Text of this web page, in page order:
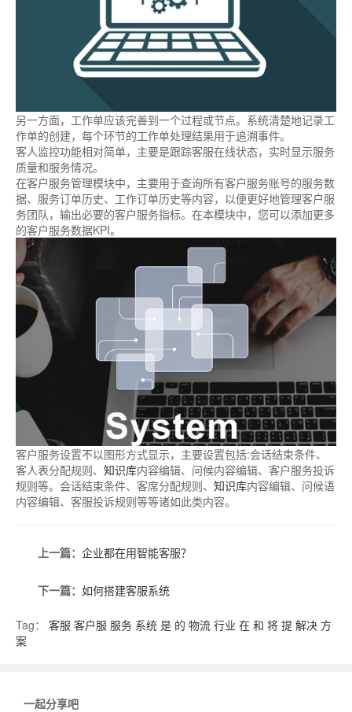
另一方面，工作单应该完善到一个过程或节点。系统清楚地记录工
作单的创建，每个环节的工作单处理结果用于追溯事件。
客人监控功能相对简单，主要是跟踪客服在线状态，实时显示服务
质量和服务情况。
在客户服务管理模块中，主要用于查询所有客户服务账号的服务数
据、服务订单历史、工作订单历史等内容，以便更好地管理客户服
务团队，输出必要的客户服务指标。在本模块中，您可以添加更多
的客户服务数据KPI。
客户服务设置不以图形方式显示，主要设置包括:会话结束条件、
客人表分配规则、 知识库内容编辑、问候内容编辑、客户服务投诉
规则等。会话结束条件、客席分配规则、 知识库内容编辑、问候语
内容编辑、客服投诉规则等等诸如此类内容。
上一篇： 企业都在用智能客服？
下一篇： 如何搭建客服系统
Tag： 客服 客户服 服务 系统 是 的 物流 行业 在 和 将 提 解决 方
案
一起分享吧